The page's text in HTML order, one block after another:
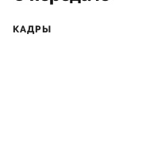
КАДРЫ